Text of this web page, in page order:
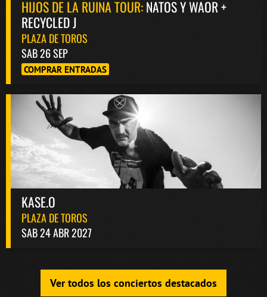
HIJOS DE LA RUINA TOUR:NATOS Y WAOR +
RECYCLED J
PLAZA DE TOROS
SAB 26 SEP
COMPRAR ENTRADAS
KASE.O
PLAZA DE TOROS
SAB 24 ABR 2027
Ver todos los conciertos destacados